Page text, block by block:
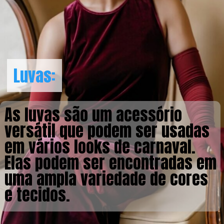
As luvas são um acessório
versátil que podem ser usadas
em vários looks de carnaval.
Elas podem ser encontradas em
uma ampla variedade de cores
e tecidos.
Luvas:
Luvas: